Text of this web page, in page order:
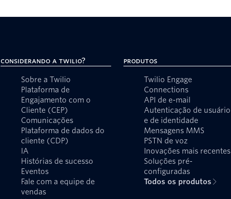
Considerando a Twilio?
Sobre a Twilio
Plataforma de
Engajamento com o
Cliente (CEP)
Comunicações
Plataforma de dados do
cliente (CDP)
IA
Histórias de sucesso
Eventos
Fale com a equipe de
vendas
Produtos
Twilio Engage
Connections
API de e-mail
Autenticação de usuário
e de identidade
Mensagens MMS
PSTN de voz
Inovações mais recentes
Soluções pré-
configuradas
Todos os produtos